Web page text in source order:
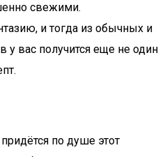
свежими.
и тогда из обычных и
у вас получится еще не один
по душе этот